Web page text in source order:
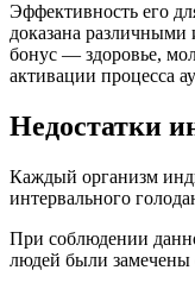
Эффективность его
доказана
бонус — здоровье,
активации процесса
Недостатки
Каждый организм
интервального
При соблюдении
людей были